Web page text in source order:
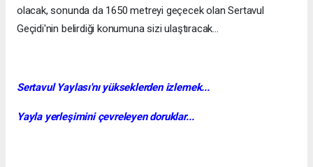
olacak, sonunda da 1650 metreyi geçecek olan Sertavul
Geçidi'nin belirdiği konumuna sizi ulaştıracak...
Sertavul Yaylası'nı yükseklerden izlemek...
Yayla yerleşimini çevreleyen doruklar...